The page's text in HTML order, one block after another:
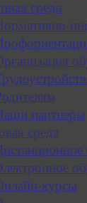
среда
партнеры
среда
курсы